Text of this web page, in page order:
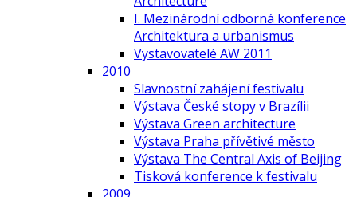
I. Mezinárodní odborná konference
Architektura a urbanismus
Vystavovatelé AW 2011
2010
Slavnostní zahájení festivalu
Výstava České stopy v Brazílii
Výstava Green architecture
Výstava Praha přívětivé město
Výstava The Central Axis of Beijing
Tisková konference k festivalu